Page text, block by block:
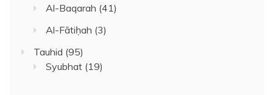
Al-Baqarah (41)
Al-Fātiḥah (3)
Tauhid (95)
Syubhat (19)